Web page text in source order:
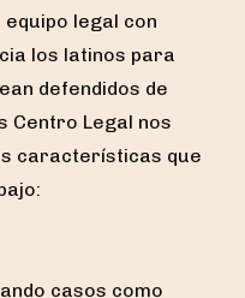
legal con
los latinos para
defendidos de
Centro Legal nos
características que
casos como